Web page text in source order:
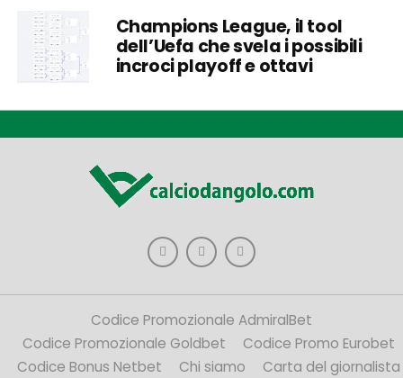
Champions League, il tool
dell’Uefa che svela i possibili
incroci playoff e ottavi
Codice Promozionale AdmiralBet
Codice Promozionale Goldbet
Codice Promo Eurobet
Codice Bonus Netbet
Chi siamo
Carta del giornalista